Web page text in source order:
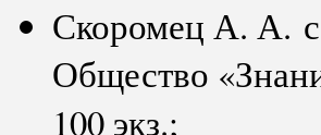
Скоромец А. А.
Общество
100 экз.;